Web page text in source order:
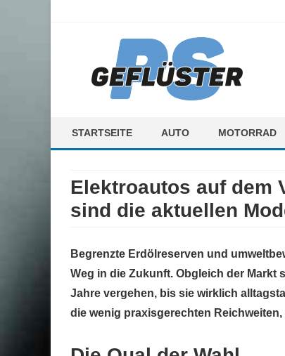
STARTSEITE AUTO MOTORRAD
Elektroautos auf dem
sind die aktuellen
Begrenzte Erdölreserven und
Weg in die Zukunft. Obgleich der
Jahre vergehen, bis sie wirklich
die wenig praxisgerechten